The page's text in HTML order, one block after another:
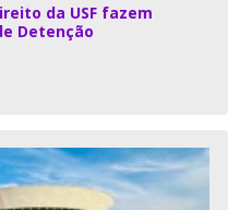
da USF fazem
Detenção